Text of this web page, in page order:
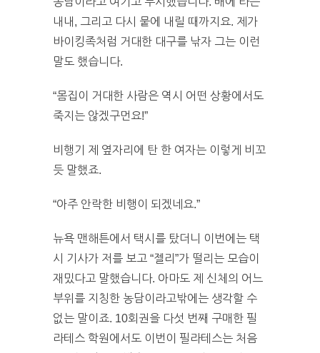
내내, 그리고 다시 뭍에 내릴 때까지요. 제가
바이킹족처럼 거대한 대구를 낚자 그는 이런
말도 했습니다.
“몸집이 거대한 사람은 역시 어떤 상황에서도
죽지는 않겠구먼요!”
비행기 제 옆자리에 탄 한 여자는 이렇게 비꼬
듯 말했죠.
“아주 안락한 비행이 되겠네요.”
뉴욕 맨해튼에서 택시를 탔더니 이번에는 택
시 기사가 저를 보고 “젤리”가 떨리는 모습이
재밌다고 말했습니다. 아마도 제 신체의 어느
부위를 지칭한 농담이라고밖에는 생각할 수
없는 말이죠. 10회권을 다섯 번째 구매한 필
라테스 학원에서도 이번이 필라테스는 처음